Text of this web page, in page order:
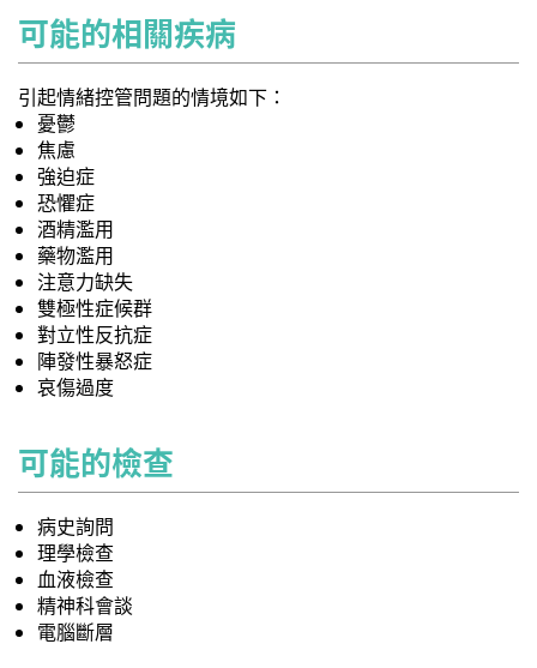
可能的相關疾病
引起情緒控管問題的情境如下：
憂鬱
焦慮
強迫症
恐懼症
酒精濫用
藥物濫用
注意力缺失
雙極性症候群
對立性反抗症
陣發性暴怒症
哀傷過度
可能的檢查
病史詢問
理學檢查
血液檢查
精神科會談
電腦斷層